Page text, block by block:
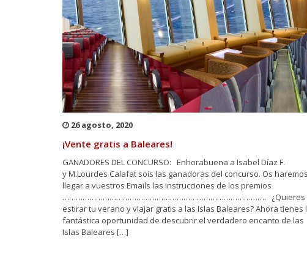
26 agosto, 2020
¡Vente gratis a Baleares!
GANADORES DEL CONCURSO: Enhorabuena a Isabel Díaz F.
y M.Lourdes Calafat sois las ganadoras del concurso. Os haremos
llegar a vuestros Emails las instrucciones de los premios
………………………………………………………………………………. ¿Quieres
estirar tu verano y viajar gratis a las Islas Baleares? Ahora tienes
fantástica oportunidad de descubrir el verdadero encanto de las
Islas Baleares […]